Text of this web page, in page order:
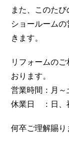
また、このた
ショールーム
きます。
リフォームの
おります。
営業時間：月
休業日 ：日、
何卒ご理解賜り